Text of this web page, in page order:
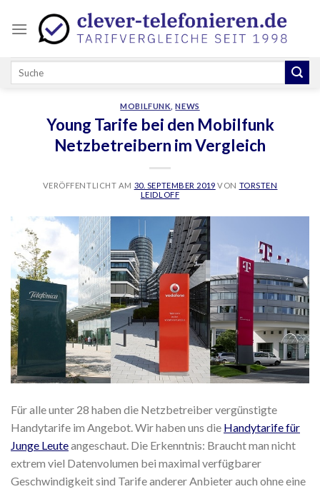
MOBILFUNK ,NEWS
Young Tarife bei den Mobilfunk
Netzbetreibern im Vergleich
VERÖFFENTLICHT AM 30. SEPTEMBER 2019 VON TORSTEN
LEIDLOFF
Für alle unter 28 haben die Netzbetreiber vergünstigte
Handytarife im Angebot. Wir haben uns die Handytarife für
Junge Leuteangeschaut. Die Erkenntnis: Braucht man nicht
extrem viel Datenvolumen bei maximal verfügbarer
Geschwindigkeit sind Tarife anderer Anbieter auch ohne eine